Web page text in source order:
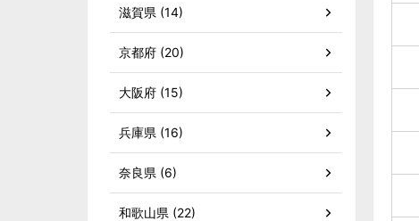
滋賀県 (14)
京都府 (20)
大阪府 (15)
兵庫県 (16)
奈良県 (6)
和歌山県 (22)